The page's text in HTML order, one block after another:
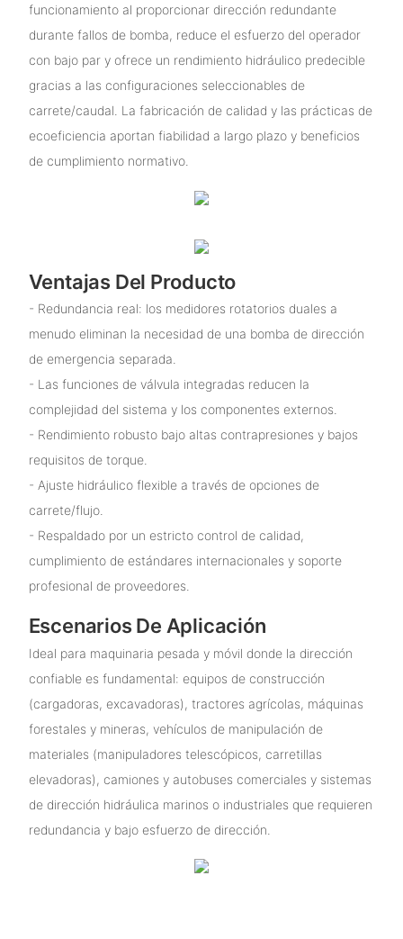
funcionamiento al proporcionar dirección redundante
durante fallos de bomba, reduce el esfuerzo del operador
con bajo par y ofrece un rendimiento hidráulico predecible
gracias a las configuraciones seleccionables de
carrete/caudal. La fabricación de calidad y las prácticas de
ecoeficiencia aportan fiabilidad a largo plazo y beneficios
de cumplimiento normativo.
Ventajas Del Producto
- Redundancia real: los medidores rotatorios duales a
menudo eliminan la necesidad de una bomba de dirección
de emergencia separada.
- Las funciones de válvula integradas reducen la
complejidad del sistema y los componentes externos.
- Rendimiento robusto bajo altas contrapresiones y bajos
requisitos de torque.
- Ajuste hidráulico flexible a través de opciones de
carrete/flujo.
- Respaldado por un estricto control de calidad,
cumplimiento de estándares internacionales y soporte
profesional de proveedores.
Escenarios De Aplicación
Ideal para maquinaria pesada y móvil donde la dirección
confiable es fundamental: equipos de construcción
(cargadoras, excavadoras), tractores agrícolas, máquinas
forestales y mineras, vehículos de manipulación de
materiales (manipuladores telescópicos, carretillas
elevadoras), camiones y autobuses comerciales y sistemas
de dirección hidráulica marinos o industriales que requieren
redundancia y bajo esfuerzo de dirección.